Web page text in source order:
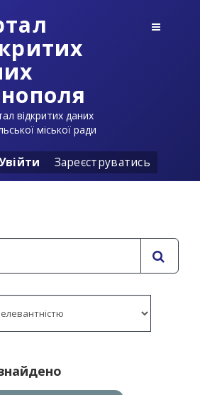
відкритих даних
міської ради
Зареєструватись